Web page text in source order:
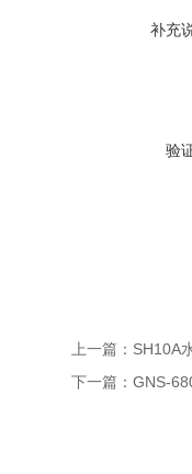
补充
验
上一篇： SH10A
下一篇： GNS-